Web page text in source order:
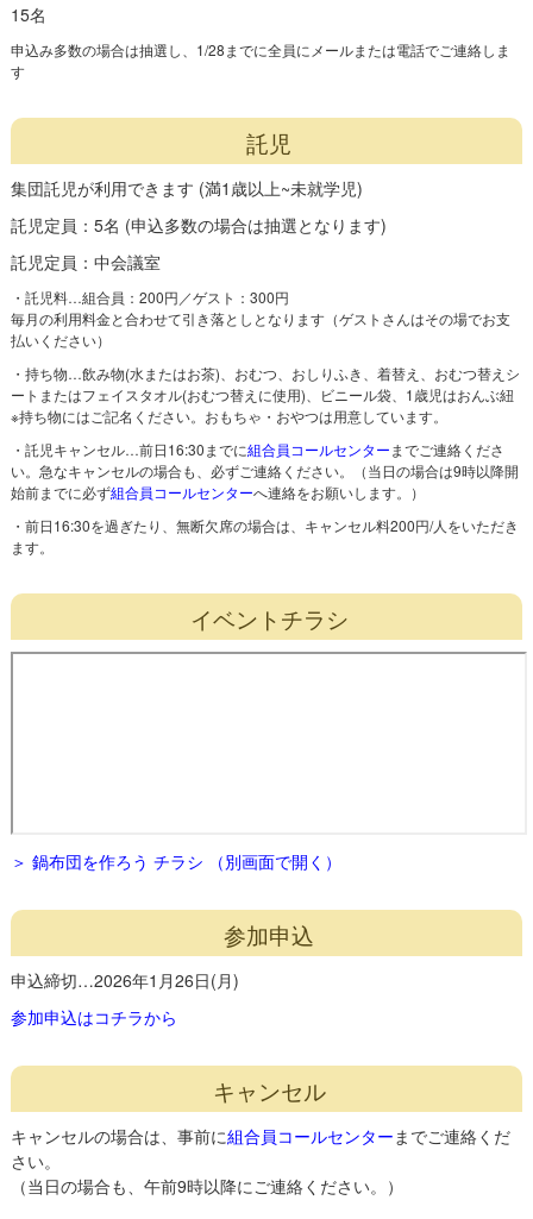
15名
申込み多数の場合は抽選し、1/28までに全員にメールまたは電話でご連絡しま
す
託児
集団託児が利用できます (満1歳以上~未就学児)
託児定員：5名 (申込多数の場合は抽選となります)
託児定員：中会議室
・託児料…組合員：200円／ゲスト：300円
毎月の利用料金と合わせて引き落としとなります（ゲストさんはその場でお支
払いください）
・持ち物…飲み物(水またはお茶)、おむつ、おしりふき、着替え、おむつ替えシ
ートまたはフェイスタオル(おむつ替えに使用)、ビニール袋、1歳児はおんぶ紐
※持ち物にはご記名ください。おもちゃ・おやつは用意しています。
・託児キャンセル…前日16:30までに組合員コールセンターまでご連絡くださ
い。急なキャンセルの場合も、必ずご連絡ください。（当日の場合は9時以降開
始前までに必ず組合員コールセンターへ連絡をお願いします。）
・前日16:30を過ぎたり、無断欠席の場合は、キャンセル料200円/人をいただき
ます。
イベントチラシ
＞ 鍋布団を作ろう チラシ （別画面で開く）
参加申込
申込締切…2026年1月26日(月)
参加申込はコチラから
キャンセル
キャンセルの場合は、事前に組合員コールセンター までご連絡くだ
さい。
（当日の場合も、午前9時以降にご連絡ください。）